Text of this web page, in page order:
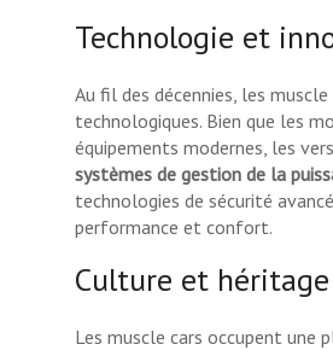
Technologie et
Au fil des décennies, les
technologiques. Bien que les
équipements modernes, les
systèmes de gestion de la
technologies de sécurité
performance et confort.
Culture et héritage
Les muscle cars occupent une